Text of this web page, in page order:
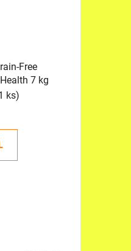
Free
7 kg
ks)